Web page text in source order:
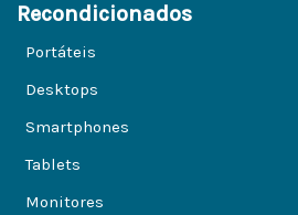
Recondicionados
Portáteis
Desktops
Smartphones
Tablets
Monitores